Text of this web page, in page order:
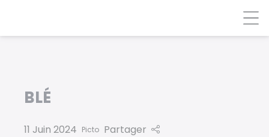
BLÉ
11 Juin 2024 Picto Partager